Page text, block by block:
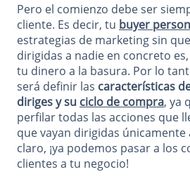
Pero el comienzo debe ser
cliente. Es decir, tu buyer
estrategias de marketing sin
dirigidas a nadie en concreto
tu dinero a la basura. Por lo
será definir las características
diriges y su ciclo de compra, ya
perfilar todas las acciones que
que vayan dirigidas únicamente
claro, ¡ya podemos pasar a los
clientes a tu negocio!